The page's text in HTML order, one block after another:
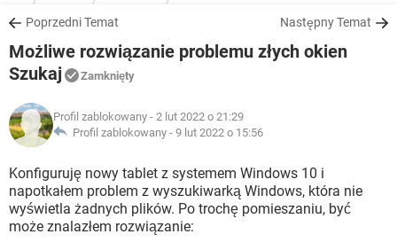
SPOTIFY
INSTAGRAM FACEBOOK
WINDOWS 10
PlayStation
SPOTIFY
WINDOWS 10
DO POBRANIA
ANDROID TIKTOK
GRY
IOS NETFLIX
INSTAGRAM
WINDOWS 10
FORUM
GRY WHATSAPP
INSTAGRAM FACEBOOK
WINDOWS 10
ARTYKUŁY
COVID-19
GRY WHATSAPP
SPOTIFY NETFLIX
INSTAGRAM
Poprzedni Temat Następny Temat
Możliwe rozwiązanie problemu złych okien
Szukaj
Zamknięty
Profil zablokowany - 2 lut 2022 o 21:29
Profil zablokowany - 9 lut 2022 o 15:56
Konfiguruję nowy tablet z systemem Windows 10 i
napotkałem problem z wyszukiwarką Windows, która nie
wyświetla żadnych plików. Po trochę pomieszaniu, być
może znalazłem rozwiązanie: